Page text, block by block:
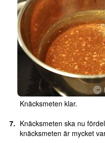
Knäcksmeten klar.
Knäcksmeten ska nu
knäcksmeten är mycket